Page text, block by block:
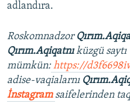
adlandıra.
Roskomnadzor
Qırım.Aqiqatnıküzgü saytı
mümkün: https://
adise-vaqialarnı
İnstagram saifelerinden